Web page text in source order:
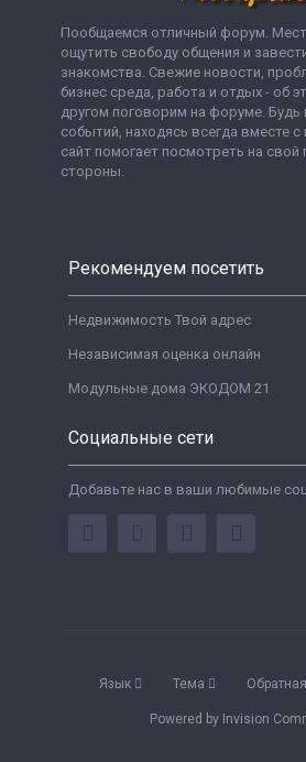
Пообщаемся отличный форум.
ощутить свободу общения и
знакомства. Свежие новости,
бизнес среда, работа и отдых - об
другом поговорим на форуме. Будь
событий, находясь всегда вместе
сайт помогает посмотреть на свой
стороны.
Рекомендуем посетить
Недвижимость Твой адрес
Независимая оценка онлайн
Модульные дома ЭКОДОМ 21
Социальные сети
Добавьте нас в ваши любимые
Язык Тема
Powered by Invision